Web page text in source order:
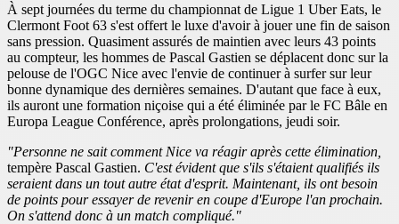
À sept journées du terme du championnat de Ligue 1 Uber Eats, le
Clermont Foot 63 s'est offert le luxe d'avoir à jouer une fin de saison
sans pression. Quasiment assurés de maintien avec leurs 43 points
au compteur, les hommes de Pascal Gastien se déplacent donc sur la
pelouse de l'OGC Nice avec l'envie de continuer à surfer sur leur
bonne dynamique des dernières semaines. D'autant que face à eux,
ils auront une formation niçoise qui a été éliminée par le FC Bâle en
Europa League Conférence, après prolongations, jeudi soir.
"Personne ne sait comment Nice va réagir après cette élimination,
tempère Pascal Gastien. C'est évident que s'ils s'étaient qualifiés ils
seraient dans un tout autre état d'esprit. Maintenant, ils ont besoin
de points pour essayer de revenir en coupe d'Europe l'an prochain.
On s'attend donc à un match compliqué."